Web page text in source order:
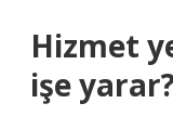
Hizmet
işe